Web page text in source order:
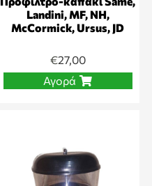
Landini, MF, NH,
McCormick, Ursus, JD
€27,00
Αγορά